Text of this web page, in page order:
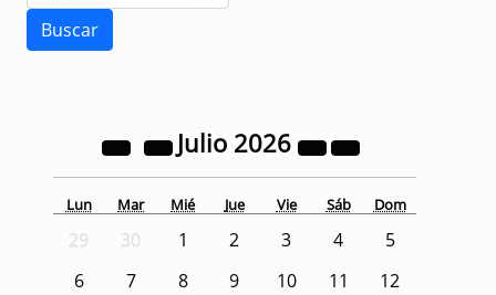
Julio 2026
Lun Mar Mié Jue Vie Sáb Dom
29 30 1 2 3 4
5
6
7 8 9 10 11
12